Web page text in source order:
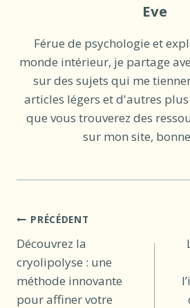
Eve
Férue de psychologie et
monde intérieur, je partage
sur des sujets qui me
articles légers et d'autres
que vous trouverez des
sur mon site,
Navigation
de
l’article
PRÉCÉDENT
Découvrez la
cryolipolyse : une
méthode innovante
pour affiner votre